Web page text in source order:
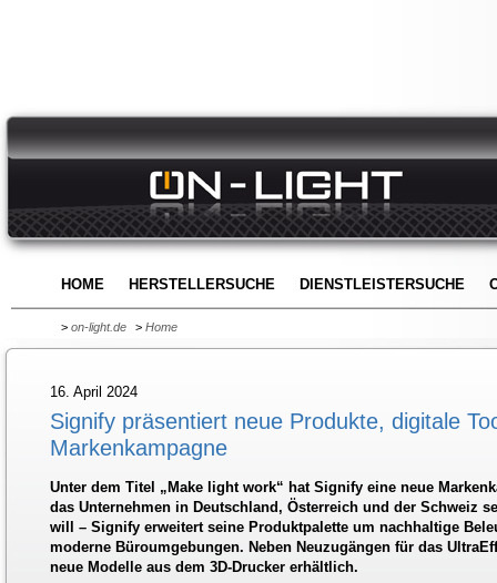
HOME HERSTELLERSUCHE DIENSTLEISTERSUCHE
> on-light.de > Home
16. April 2024
Signify präsentiert neue Produkte, digitale
Markenkampagne
Unter dem Titel „Make light work“ hat Signify eine neue
das Unternehmen in Deutschland, Österreich und der Schweiz
will – Signify erweitert seine Produktpalette um nachhaltige
moderne Büroumgebungen. Neben Neuzugängen für das
neue Modelle aus dem 3D-Drucker erhältlich.